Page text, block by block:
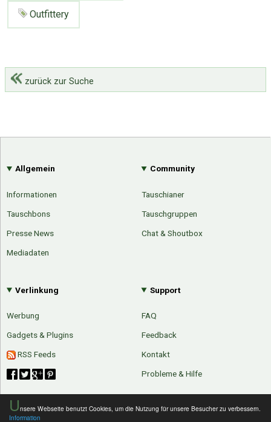
Unsere Webseite benutzt Cookies, um die Nutzung für unsere Besucher zu verbessern.
Information
Outfittery
zurück zur Suche
Allgemein
Informationen
Tauschbons
Presse News
Mediadaten
Community
Tauschianer
Tauschgruppen
Chat & Shoutbox
Verlinkung
Werbung
Gadgets & Plugins
RSS Feeds
Support
FAQ
Feedback
Kontakt
Probleme & Hilfe